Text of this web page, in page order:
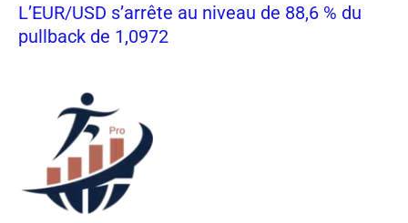
L’EUR/USD s’arrête au niveau de 88,6 % du
pullback de 1,0972